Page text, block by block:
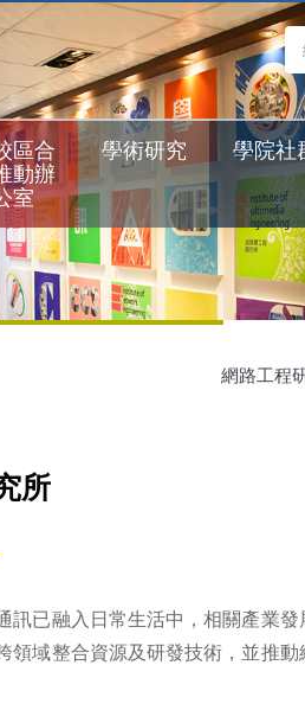
區合
動辦
室
學術研究 學院社
網路工程
所
已融入日常生活中，相關產業
域整合資源及研發技術，並推